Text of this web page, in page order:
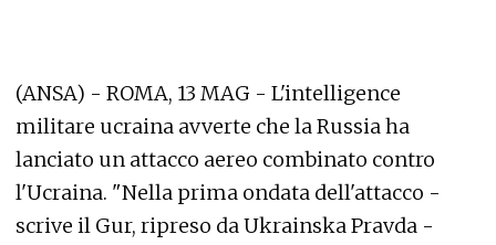
(ANSA) - ROMA, 13 MAG - L'intelligence
militare ucraina avverte che la Russia ha
lanciato un attacco aereo combinato contro
l'Ucraina. "Nella prima ondata dell'attacco -
scrive il Gur, ripreso da Ukrainska Pravda -